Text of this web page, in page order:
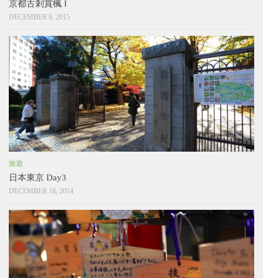
京都古剎賞楓 I
DECEMBER 6, 2015
旅遊
日本東京 Day3
DECEMBER 18, 2014